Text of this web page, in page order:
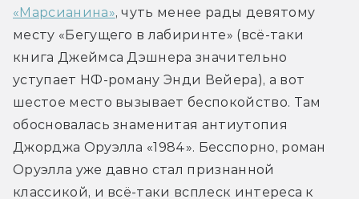
«Марсианина», чуть менее рады девятому
месту «Бегущего в лабиринте» (всё-таки
книга Джеймса Дэшнера значительно
уступает НФ-роману Энди Вейера), а вот
шестое место вызывает беспокойство. Там
обосновалась знаменитая антиутопия
Джорджа Оруэлла «1984». Бесспорно, роман
Оруэлла уже давно стал признанной
классикой, и всё-таки всплеск интереса к